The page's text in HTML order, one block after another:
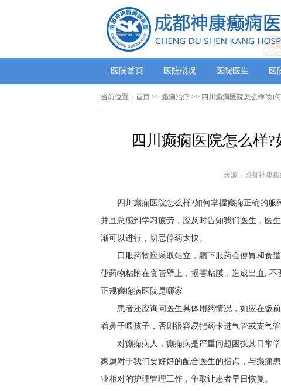
医院首页 医院概况 医院医生 医
当前位置： 首页 >> 癫痫治疗 >> 四川癫痫医院怎么样?如
四川癫痫医院怎么样
来源：成都神康
四川癫痫医院怎么样?如何掌握癫痫正确的服
并且总感到学习疲劳，应及时告知我们医生，医
渐可以进行，切忌停药太快。
口服药物应采取站立，躺下服药会使胃和食
使药物粘附在食管壁上，损害粘膜，造成出血; 不
正规癫痫病医院是哪家
患者还应询问医生具体用药情况，如应在饭
着鼻子喂孩子，否则很容易把药卡进气管或支气
对癫痫病人，癫痫病是严重问题困扰其日常
家属对于我们要好好的配合医生的指点，与癫痫
业相对的护理管理工作，争取让患者早日恢复。